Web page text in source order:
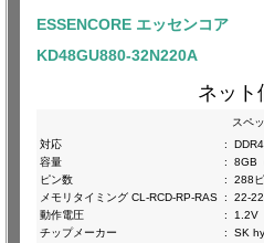
ESSENCORE エッセンコア
KD48GU880-32N220A
ネット
スペ
対応
:
容量
:
8GB
ピン数
:
288
メモリタイミング CL-RCD-RP-RAS :
22-
動作電圧
:
1.2V
チップメーカー
:
SK